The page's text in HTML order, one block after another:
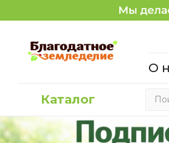
О
Каталог